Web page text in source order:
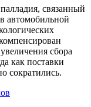
связанный
автомобильной
сбора
как поставки
сократились.